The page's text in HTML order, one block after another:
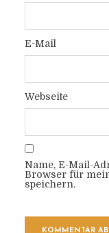
E-Mail
Webseite
Name, E-Mail-
Browser für
speichern.